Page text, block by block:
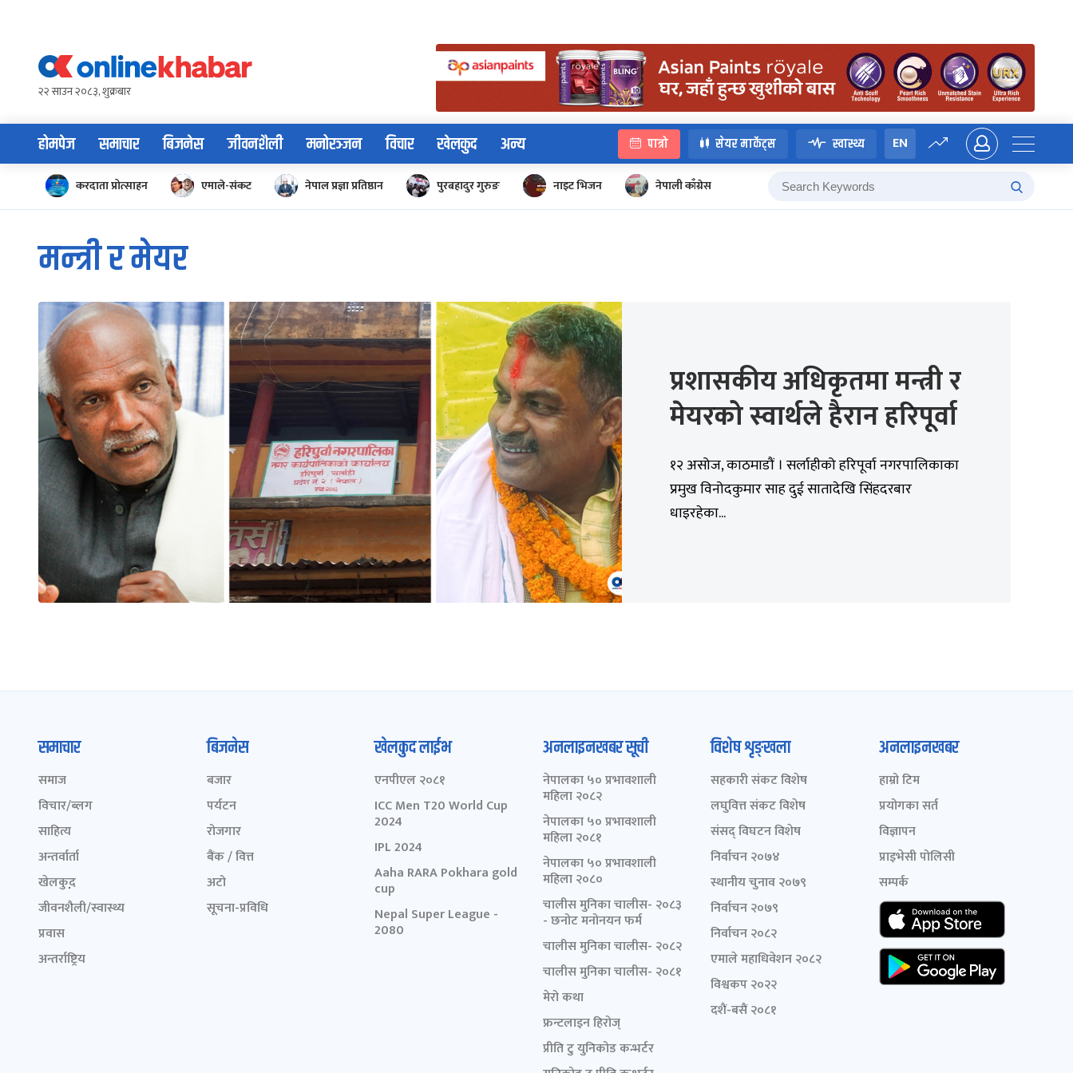
content२२ साउन २०८३, शुक्रबार
होमपेज समाचार बिजनेस जीवनशैली मनोरञ्जन विचार खेलकुद अन्य पात्रो सेयर मार्केट्स स्वास्थ्य EN
करदाता प्रोत्साहन एमाले-संकट नेपाल प्रज्ञा प्रतिष्ठान पुरबहादुर गुरुङ नाइट भिजन नेपाली काँग्रेस
मन्त्री र मेयर
प्रशासकीय अधिकृतमा मन्त्री र
मेयरको स्वार्थले हैरान हरिपूर्वा
१२ असोज, काठमाडौं । सर्लाहीको हरिपूर्वा नगरपालिकाका
प्रमुख विनोदकुमार साह दुई सातादेखि सिंहदरबार
धाइरहेका...
समाचार
समाज
विचार/ब्लग
साहित्य
अन्तर्वार्ता
खेलकुद़़
जीवनशैली/स्वास्थ्य
प्रवास
अन्तर्राष्ट्रिय
बिजनेस
बजार
पर्यटन
रोजगार
बैंक / वित्त
अटो
सूचना-प्रविधि
खेलकुद लाईभ
एनपीएल २०८१
ICC Men T20 World Cup
2024
IPL 2024
Aaha RARA Pokhara gold
cup
Nepal Super League -
2080
अनलाइनखबर सूची
नेपालका ५० प्रभावशाली
महिला २०८२
नेपालका ५० प्रभावशाली
महिला २०८१
नेपालका ५० प्रभावशाली
महिला २०८०
चालीस मुनिका चालीस- २०८३
- छनोट मनोनयन फर्म
चालीस मुनिका चालीस- २०८२
चालीस मुनिका चालीस- २०८१
मेरो कथा
फ्रन्टलाइन हिरोज्
प्रीति टु युनिकोड कन्भर्टर
विशेष शृङ्खला
सहकारी संकट विशेष
लघुवित्त संकट विशेष
संसद् विघटन विशेष
निर्वाचन २०७४
स्थानीय चुनाव २०७९
निर्वाचन २०७९
निर्वाचन २०८२
एमाले महाधिवेशन २०८२
विश्वकप २०२२
दशैं-बसैं २०८१
अनलाइनखबर
हाम्रो टिम
प्रयोगका सर्त
विज्ञापन
प्राइभेसी पोलिसी
सम्पर्क